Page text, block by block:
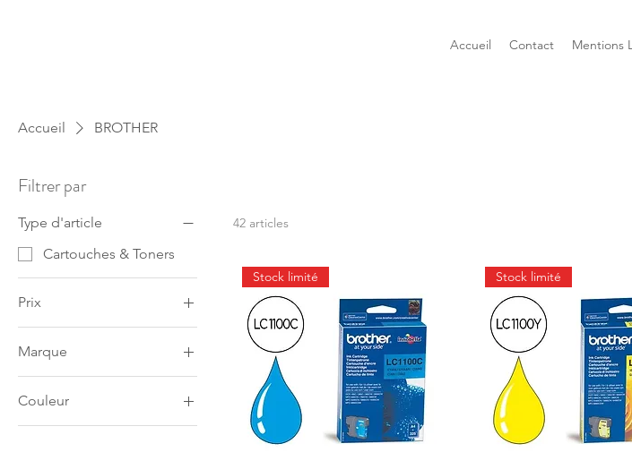
Accueil Contact Mentions
Accueil BROTHER
Filtrer par
Type d'article
Cartouches & Toners
Prix
15 € 162 €
Marque
Couleur
42 articles
Stock limité Stock limité